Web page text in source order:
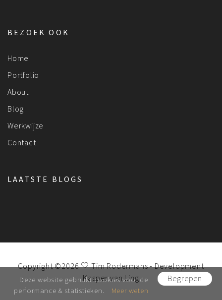
BEZOEK OOK
Home
Portfolio
About
Blog
Werkwijze
Contact
LAATSTE BLOGS
Copyright ©2026 Tim Rodermans- Development
Kasper van Ling
Begrepen
Deze website gebruikt cookies voor de
performance & statistieken.
Meer weten